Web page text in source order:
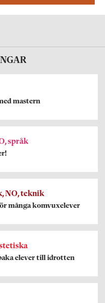
mastern
språk
NO, teknik
många komvuxelever
elever till idrotten